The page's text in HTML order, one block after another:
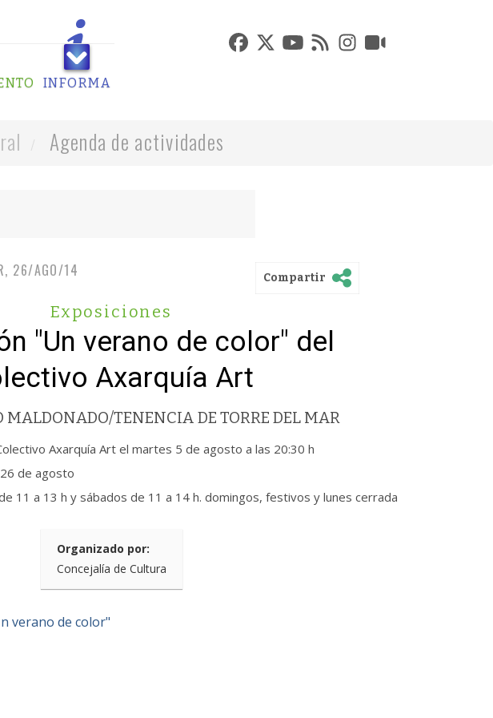
INFORMA
Agenda de actividades
26/AGO/14 Compartir
Exposiciones
"Un verano de color" del
Axarquía Art
TENENCIA DE TORRE DEL MAR
Axarquía Art el martes 5 de agosto a las 20:30 h
de agosto
11 a 13 h y sábados de 11 a 14 h. domingos, festivos y lunes cerrada
Organizado por:
Concejalía de Cultura
verano de color"